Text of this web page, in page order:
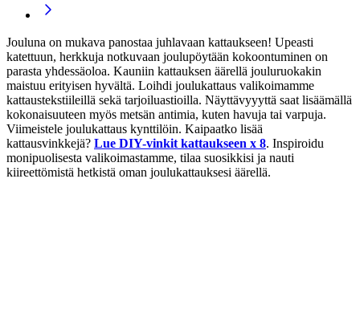
Jouluna on mukava panostaa juhlavaan kattaukseen! Upeasti
katettuun, herkkuja notkuvaan joulupöytään kokoontuminen on
parasta yhdessäoloa. Kauniin kattauksen äärellä jouluruokakin
maistuu erityisen hyvältä. Loihdi joulukattaus valikoimamme
kattaustekstiileillä sekä tarjoiluastioilla. Näyttävyyyttä saat lisäämällä
kokonaisuuteen myös metsän antimia, kuten havuja tai varpuja.
Viimeistele joulukattaus kynttilöin. Kaipaatko lisää
kattausvinkkejä? Lue DIY-vinkit kattaukseen x 8. Inspiroidu
monipuolisesta valikoimastamme, tilaa suosikkisi ja nauti
kiireettömistä hetkistä oman joulukattauksesi äärellä.